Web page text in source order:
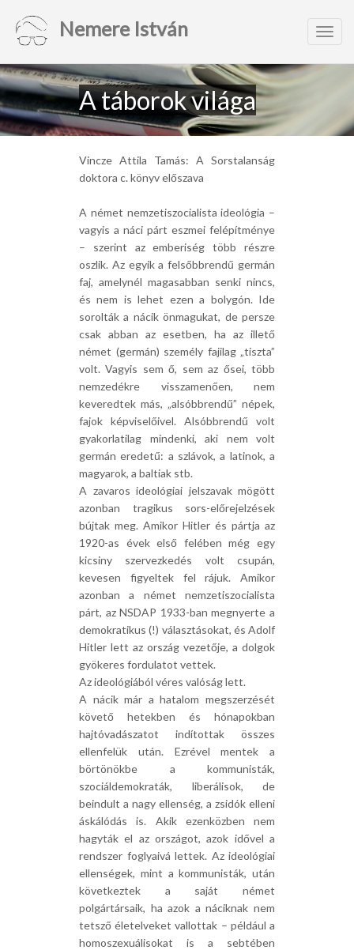
Nemere István
A táborok világa
Vincze Attila Tamás: A Sorstalanság
doktora c. könyv előszava
A német nemzetiszocialista ideológia –
vagyis a náci párt eszmei felépítménye
– szerint az emberiség több részre
oszlik. Az egyik a felsőbbrendű germán
faj, amelynél magasabban senki nincs,
és nem is lehet ezen a bolygón. Ide
sorolták a nácik önmagukat, de persze
csak abban az esetben, ha az illető
német (germán) személy fajilag „tiszta”
volt. Vagyis sem ő, sem az ősei, több
nemzedékre visszamenően, nem
keveredtek más, „alsóbbrendű” népek,
fajok képviselőivel. Alsóbbrendű volt
gyakorlatilag mindenki, aki nem volt
germán eredetű: a szlávok, a latinok, a
magyarok, a baltiak stb.
A zavaros ideológiai jelszavak mögött
azonban tragikus sors-előrejelzések
bújtak meg. Amikor Hitler és pártja az
1920-as évek első felében még egy
kicsiny szervezkedés volt csupán,
kevesen figyeltek fel rájuk. Amikor
azonban a német nemzetiszocialista
párt, az NSDAP 1933-ban megnyerte a
demokratikus (!) választásokat, és Adolf
Hitler lett az ország vezetője, a dolgok
gyökeres fordulatot vettek.
Az ideológiából véres valóság lett.
A nácik már a hatalom megszerzését
követő hetekben és hónapokban
hajtóvadászatot indítottak összes
ellenfelük után. Ezrével mentek a
börtönökbe a kommunisták,
szociáldemokraták, liberálisok, de
beindult a nagy ellenség, a zsidók elleni
áskálódás is. Akik ezenközben nem
hagyták el az országot, azok idővel a
rendszer foglyaivá lettek. Az ideológiai
ellenségek, mint a kommunisták, után
következtek a saját német
polgártársaik, ha azok a náciknak nem
tetsző életelveket vallottak – például a
homoszexuálisokat is a sebtében